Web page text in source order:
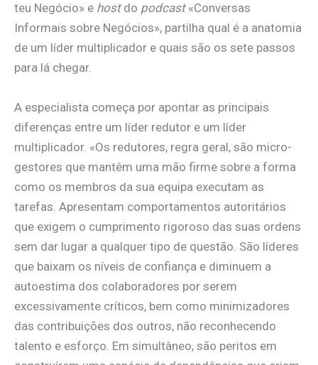
teu Negócio» e hostdo podcast «Conversas
Informais sobre Negócios», partilha qual é a anatomia
de um líder multiplicador e quais são os sete passos
para lá chegar.
A especialista começa por apontar as principais
diferenças entre um líder redutor e um líder
multiplicador. «Os redutores, regra geral, são micro-
gestores que mantêm uma mão firme sobre a forma
como os membros da sua equipa executam as
tarefas. Apresentam comportamentos autoritários
que exigem o cumprimento rigoroso das suas ordens
sem dar lugar a qualquer tipo de questão. São líderes
que baixam os níveis de confiança e diminuem a
autoestima dos colaboradores por serem
excessivamente críticos, bem como minimizadores
das contribuições dos outros, não reconhecendo
talento e esforço. Em simultâneo, são peritos em